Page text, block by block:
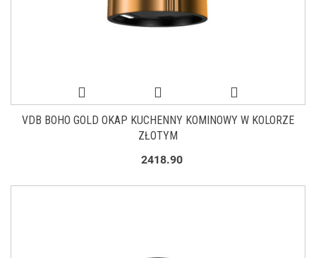
VDB BOHO GOLD OKAP KUCHENNY KOMINOWY W KOLORZE
ZŁOTYM
2418.90